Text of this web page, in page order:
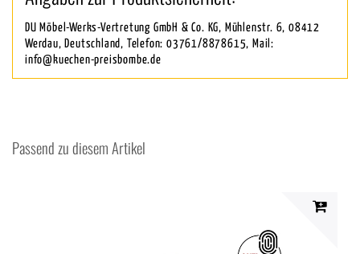
DU Möbel-Werks-Vertretung GmbH & Co. KG, Mühlenstr. 6, 08412
Werdau, Deutschland, Telefon: 03761/8878615, Mail:
info@kuechen-preisbombe.de
Passend zu diesem Artikel